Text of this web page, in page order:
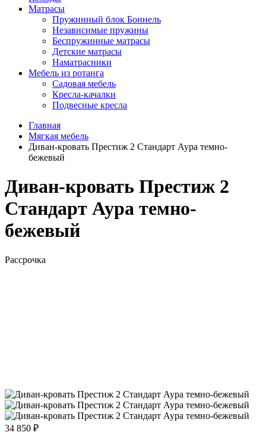
Матрасы
Пружинный блок Боннель
Независимые пружины
Беспружинные матрасы
Детские матрасы
Наматрасники
Мебель из ротанга
Садовая мебель
Кресла-качалки
Подвесные кресла
Главная
Мягкая мебель
Диван-кровать Престиж 2 Стандарт Аура темно-
бежевый
Диван-кровать Престиж 2
Стандарт Аура темно-
бежевый
Рассрочка
34 850 ₽